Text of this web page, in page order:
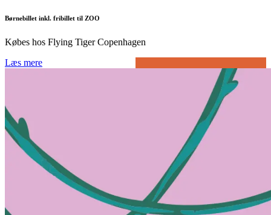
Børnebillet inkl. fribillet til ZOO
Købes hos Flying Tiger Copenhagen
Læs mere